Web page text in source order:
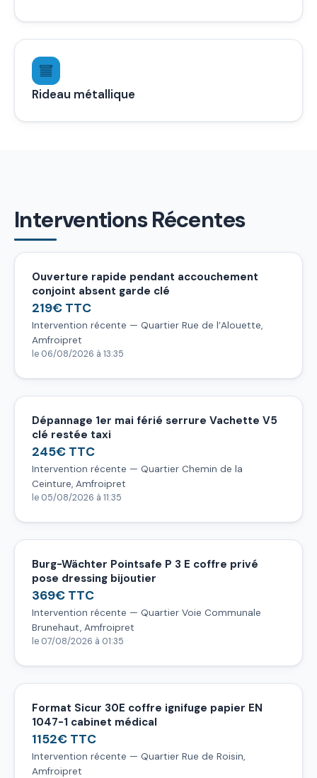
Rideau métallique
Interventions Récentes
Ouverture rapide pendant accouchement
conjoint absent garde clé
219€ TTC
Intervention récente — Quartier Rue de l’Alouette,
Amfroipret
le 06/08/2026 à 13:35
Dépannage 1er mai férié serrure Vachette V5
clé restée taxi
245€ TTC
Intervention récente — Quartier Chemin de la
Ceinture, Amfroipret
le 05/08/2026 à 11:35
Burg-Wächter Pointsafe P 3 E coffre privé
pose dressing bijoutier
369€ TTC
Intervention récente — Quartier Voie Communale
Brunehaut, Amfroipret
le 07/08/2026 à 01:35
Format Sicur 30E coffre ignifuge papier EN
1047-1 cabinet médical
1152€ TTC
Intervention récente — Quartier Rue de Roisin,
Amfroipret